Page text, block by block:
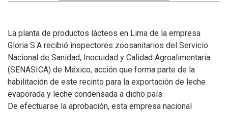
La planta de productos lácteos en Lima de la empresa
Gloria S.A recibió inspectores zoosanitarios del Servicio
Nacional de Sanidad, Inocuidad y Calidad Agroalimentaria
(SENASICA) de México, acción que forma parte de la
habilitación de este recinto para la exportación de leche
evaporada y leche condensada a dicho país.
De efectuarse la aprobación, esta empresa nacional